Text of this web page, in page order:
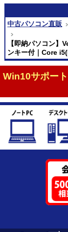
中古パソコン直販
【即納パソコン
ンキー付｜Core
Win10サポー